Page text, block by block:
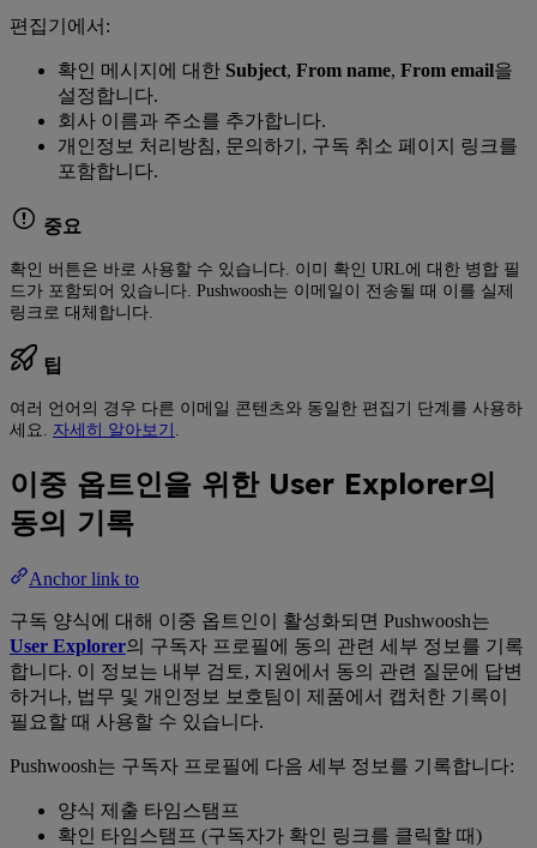
편집기에서:
확인 메시지에 대한 Subject, From name, From email을
설정합니다.
회사 이름과 주소를 추가합니다.
개인정보 처리방침, 문의하기, 구독 취소 페이지 링크를
포함합니다.
중요
확인 버튼은 바로 사용할 수 있습니다. 이미 확인 URL에 대한 병합 필
드가 포함되어 있습니다. Pushwoosh는 이메일이 전송될 때 이를 실제
링크로 대체합니다.
팁
여러 언어의 경우 다른 이메일 콘텐츠와 동일한 편집기 단계를 사용하
세요. 자세히 알아보기 .
이중 옵트인을 위한 User Explorer의
동의 기록
Anchor link to
구독 양식에 대해 이중 옵트인이 활성화되면 Pushwoosh는
User Explorer의 구독자 프로필에 동의 관련 세부 정보를 기록
합니다. 이 정보는 내부 검토, 지원에서 동의 관련 질문에 답변
하거나, 법무 및 개인정보 보호팀이 제품에서 캡처한 기록이
필요할 때 사용할 수 있습니다.
Pushwoosh는 구독자 프로필에 다음 세부 정보를 기록합니다:
양식 제출 타임스탬프
확인 타임스탬프 (구독자가 확인 링크를 클릭할 때)